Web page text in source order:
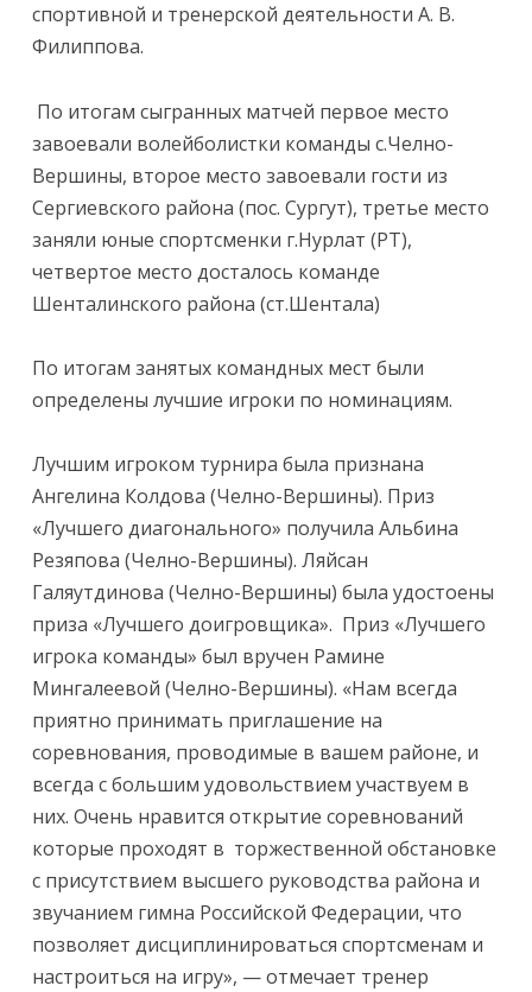
спортивной и тренерской деятельности А. В.
Филиппова.
По итогам сыгранных матчей первое место
завоевали волейболистки команды с.Челно-
Вершины, второе место завоевали гости из
Сергиевского района (пос. Сургут), третье место
заняли юные спортсменки г.Нурлат (РТ),
четвертое место досталось команде
Шенталинского района (ст.Шентала)
По итогам занятых командных мест были
определены лучшие игроки по номинациям.
Лучшим игроком турнира была признана
Ангелина Колдова (Челно-Вершины). Приз
«Лучшего диагонального» получила Альбина
Резяпова (Челно-Вершины). Ляйсан
Галяутдинова (Челно-Вершины) была удостоены
приза «Лучшего доигровщика». Приз «Лучшего
игрока команды» был вручен Рамине
Мингалеевой (Челно-Вершины). «Нам всегда
приятно принимать приглашение на
соревнования, проводимые в вашем районе, и
всегда с большим удовольствием участвуем в
них. Очень нравится открытие соревнований
которые проходят в торжественной обстановке
с присутствием высшего руководства района и
звучанием гимна Российской Федерации, что
позволяет дисциплинироваться спортсменам и
настроиться на игру», — отмечает тренер